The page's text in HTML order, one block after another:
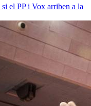
el PP i Vox arriben a la